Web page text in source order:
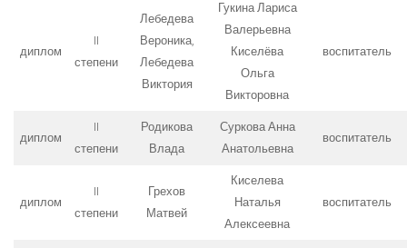
диплом
II
степени
Лебедева
Вероника,
Лебедева
Виктория
Гукина Лариса
Валерьевна
Киселёва
Ольга
Викторовна
воспитатель
диплом
II
степени
Родикова
Влада
Суркова Анна
Анатольевна
воспитатель
диплом
II
степени
Грехов
Матвей
Киселева
Наталья
Алексеевна
воспитатель